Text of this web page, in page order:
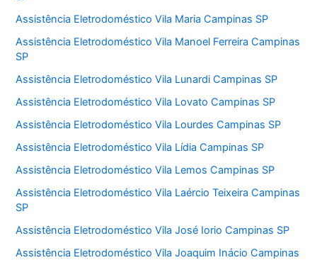
Assistência Eletrodoméstico Vila Maria Campinas SP
Assistência Eletrodoméstico Vila Manoel Ferreira Campinas
SP
Assistência Eletrodoméstico Vila Lunardi Campinas SP
Assistência Eletrodoméstico Vila Lovato Campinas SP
Assistência Eletrodoméstico Vila Lourdes Campinas SP
Assistência Eletrodoméstico Vila Lídia Campinas SP
Assistência Eletrodoméstico Vila Lemos Campinas SP
Assistência Eletrodoméstico Vila Laércio Teixeira Campinas
SP
Assistência Eletrodoméstico Vila José Iorio Campinas SP
Assistência Eletrodoméstico Vila Joaquim Inácio Campinas